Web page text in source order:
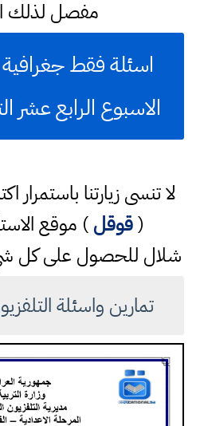
مفصل لذلك
اسئلة فقط
الاسبوع الرابع عشر
لا تنسى زيارتنا
(قوقل) موقع
شلال للحصول على كل
تمارين واسئلة